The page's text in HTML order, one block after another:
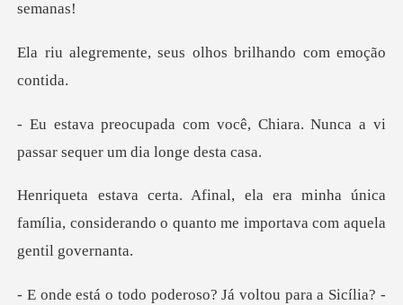
seus olhos brilhand
ê, Chiara. Nunca a vi
passar s
inha única
família, considerando o quanto
oso? Já voltou para a Sicí